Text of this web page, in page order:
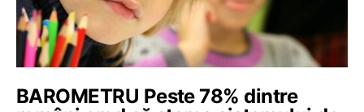
BAROMETRU Peste 78% dintre